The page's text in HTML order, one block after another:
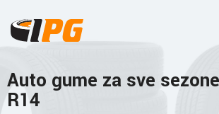
Auto gume za sve
R14